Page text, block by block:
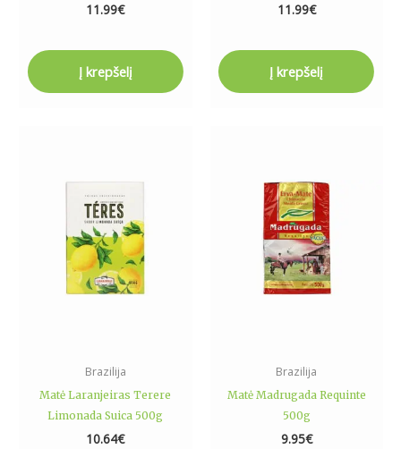
11.99€
Į krepšelį
11.99€
Į krepšelį
Brazilija
Matė Laranjeiras Terere
Limonada Suica 500g
10.64€
Brazilija
Matė Madrugada Requinte
500g
9.95€